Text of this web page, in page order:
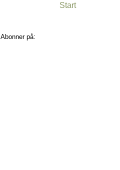
Start
Abonner på: